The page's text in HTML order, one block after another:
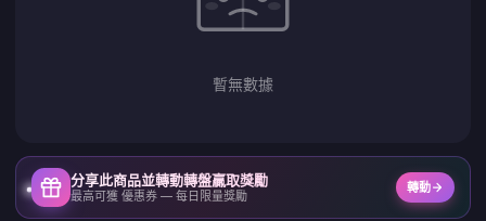
暫無數據
分享此商品並轉動轉盤贏取獎勵
最高可獲 優惠券 — 每日限量獎勵
轉動